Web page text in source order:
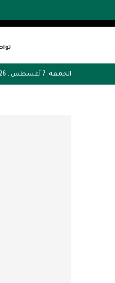
الجمعة, 7 أغسطس , 2026